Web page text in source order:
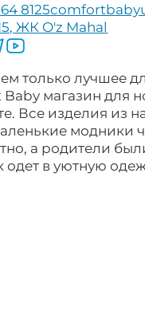
8125
ЖК O'z Mahal
за нами на Facebook
за нами в
за нами в
Следите за нами в
только лучшее
магазин для
Все изделия из
модники
а родители
одет в уютную